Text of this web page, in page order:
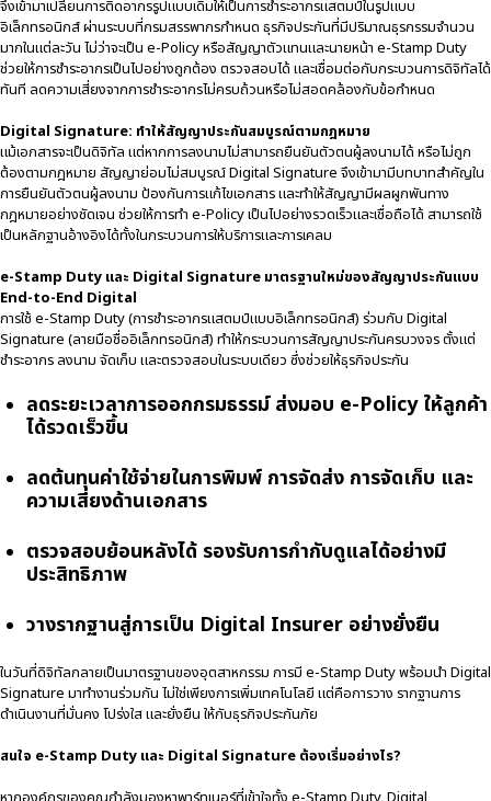
จึงเข้ามาเปลี่ยนการติดอากรรูปแบบเดิมให้เป็นการชำระอากรแสตมป์ในรูปแบบ
อิเล็กทรอนิกส์ ผ่านระบบที่กรมสรรพากรกำหนด ธุรกิจประกันที่มีปริมาณธุรกรรมจำนวน
มากในแต่ละวัน ไม่ว่าจะเป็น e-Policy หรือสัญญาตัวแทนและนายหน้า e-Stamp Duty
ช่วยให้การชำระอากรเป็นไปอย่างถูกต้อง ตรวจสอบได้ และเชื่อมต่อกับกระบวนการดิจิทัลได้
ทันที ลดความเสี่ยงจากการชำระอากรไม่ครบถ้วนหรือไม่สอดคล้องกับข้อกำหนด
Digital Signature: ทำให้สัญญาประกันสมบูรณ์ตามกฎหมาย
แม้เอกสารจะเป็นดิจิทัล แต่หากการลงนามไม่สามารถยืนยันตัวตนผู้ลงนามได้ หรือไม่ถูก
ต้องตามกฎหมาย สัญญาย่อมไม่สมบูรณ์Digital Signature จึงเข้ามามีบทบาทสำคัญใน
การยืนยันตัวตนผู้ลงนาม ป้องกันการแก้ไขเอกสาร และทำให้สัญญามีผลผูกพันทาง
กฎหมายอย่างชัดเจน ช่วยให้การทำ e-Policy เป็นไปอย่างรวดเร็วและเชื่อถือได้ สามารถใช้
เป็นหลักฐานอ้างอิงได้ทั้งในกระบวนการให้บริการและการเคลม
e-Stamp Duty และ Digital Signature มาตรฐานใหม่ของสัญญาประกันแบบ
End-to-End Digital
การใช้ e-Stamp Duty (การชำระอากรแสตมป์แบบอิเล็กทรอนิกส์) ร่วมกับ Digital
Signature (ลายมือชื่ออิเล็กทรอนิกส์) ทำให้กระบวนการสัญญาประกันครบวงจร ตั้งแต่
ชำระอากร ลงนาม จัดเก็บ และตรวจสอบในระบบเดียว ซึ่งช่วยให้ธุรกิจประกัน
ลดระยะเวลาการออกกรมธรรม์ ส่งมอบ e-Policy ให้ลูกค้า
ได้รวดเร็วขึ้น
ลดต้นทุนค่าใช้จ่ายในการพิมพ์ การจัดส่ง การจัดเก็บ และ
ความเสี่ยงด้านเอกสาร
ตรวจสอบย้อนหลังได้ รองรับการกำกับดูแลได้อย่างมี
ประสิทธิภาพ
วางรากฐานสู่การเป็น Digital Insurer อย่างยั่งยืน
ในวันที่ดิจิทัลกลายเป็นมาตรฐานของอุตสาหกรรม การมี e-Stamp Duty พร้อมนำ Digital
Signature มาทำงานร่วมกัน ไม่ใช่เพียงการเพิ่มเทคโนโลยี แต่คือการวาง รากฐานการ
ดำเนินงานที่มั่นคง โปร่งใส และยั่งยืน ให้กับธุรกิจประกันภัย
สนใจ e-Stamp Duty และ Digital Signature ต้องเริ่มอย่างไร?